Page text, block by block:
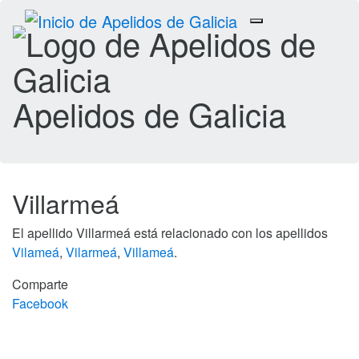
Toggle
navigation
Apelidos de Galicia
Villarmeá
El apellido Villarmeá está relacionado con los apellidos
Vilameá, Vilarmeá, Villameá.
Comparte
Facebook